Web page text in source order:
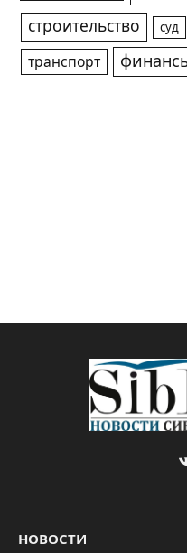
строительство суд
транспорт
НОВОСТИ